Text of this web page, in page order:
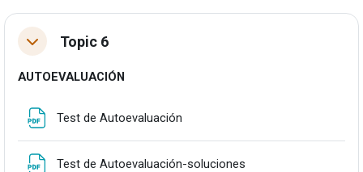
TolestuTopic 6
AUTOEVALUACIÓN
Test de Autoevaluación
Test de Autoevaluación-soluciones